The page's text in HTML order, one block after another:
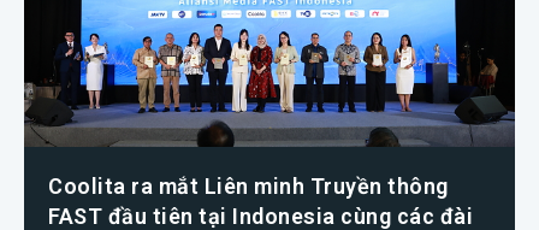
Coolita ra mắt Liên minh Truyền thông
FAST đầu tiên tại Indonesia cùng các đài